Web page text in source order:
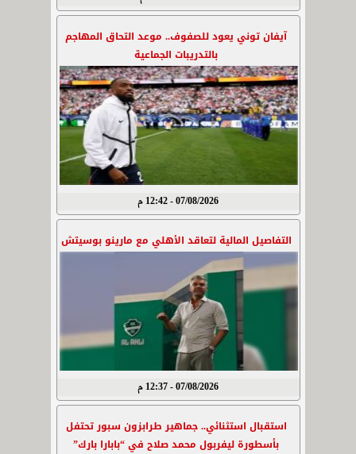
آيفان توني يعود للصفوف.. موعد التحاق المهاجم
بالتدريبات الجماعية
07/08/2026 - 12:42 م
التفاصيل المالية لتعاقد الأهلي مع مارينو بوسيتش
07/08/2026 - 12:37 م
استقبال استثنائي.. جماهير طرابزون سبور تحتفل
بأسطورة ليفربول محمد صلاح في “بابارا بارك”